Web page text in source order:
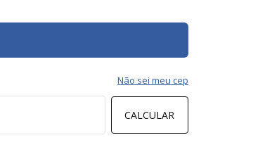
CALCULAR
Não sei meu cep